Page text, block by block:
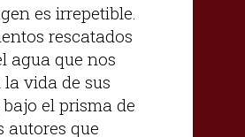
es irrepetible.
rescatados
agua que nos
vida de sus
el prisma de
autores que